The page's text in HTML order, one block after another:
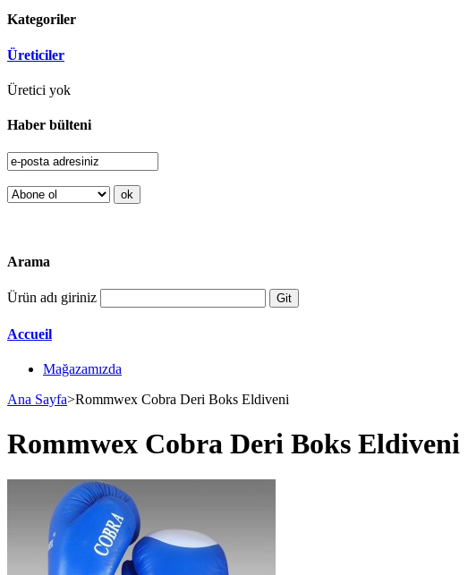
Kategoriler
Üreticiler
Üretici yok
Haber bülteni
Arama
Ürün adı giriniz
Accueil
Mağazamızda
Ana Sayfa>Rommwex Cobra Deri Boks Eldiveni
Rommwex Cobra Deri Boks Eldiveni